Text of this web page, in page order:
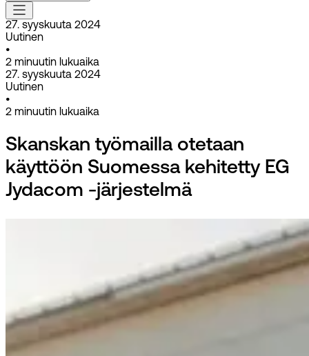
27. syyskuuta 2024
Uutinen
•
2 minuutin lukuaika
27. syyskuuta 2024
Uutinen
•
2 minuutin lukuaika
Skanskan työmailla otetaan
käyttöön Suomessa kehitetty EG
Jydacom -järjestelmä